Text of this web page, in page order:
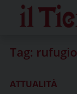
content
Tag: rufugio
ATTUALITÀ